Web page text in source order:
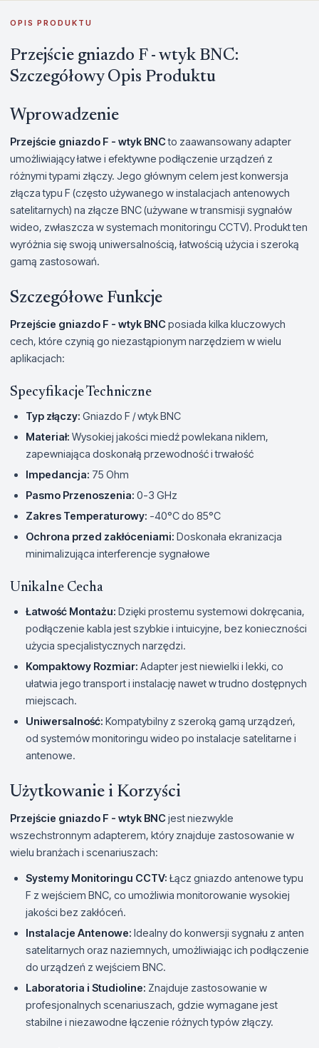
OPIS PRODUKTU
Przejście gniazdo F - wtyk BNC:
Szczegółowy Opis Produktu
Wprowadzenie
Przejście gniazdo F - wtyk BNCto zaawansowany adapter
umożliwiający łatwe i efektywne podłączenie urządzeń z
różnymi typami złączy. Jego głównym celem jest konwersja
złącza typu F (często używanego w instalacjach antenowych
satelitarnych) na złącze BNC (używane w transmisji sygnałów
wideo, zwłaszcza w systemach monitoringu CCTV). Produkt ten
wyróżnia się swoją uniwersalnością, łatwością użycia i szeroką
gamą zastosowań.
Szczegółowe Funkcje
Przejście gniazdo F - wtyk BNCposiada kilka kluczowych
cech, które czynią go niezastąpionym narzędziem w wielu
aplikacjach:
Specyfikacje Techniczne
Typ złączy: Gniazdo F / wtyk BNC
Materiał: Wysokiej jakości miedź powlekana niklem,
zapewniająca doskonałą przewodność i trwałość
Impedancja: 75 Ohm
Pasmo Przenoszenia: 0-3 GHz
Zakres Temperaturowy: -40°C do 85°C
Ochrona przed zakłóceniami: Doskonała ekranizacja
minimalizująca interferencje sygnałowe
Unikalne Cecha
Łatwość Montażu: Dzięki prostemu systemowi dokręcania,
podłączenie kabla jest szybkie i intuicyjne, bez konieczności
użycia specjalistycznych narzędzi.
Kompaktowy Rozmiar: Adapter jest niewielki i lekki, co
ułatwia jego transport i instalację nawet w trudno dostępnych
miejscach.
Uniwersalność: Kompatybilny z szeroką gamą urządzeń,
od systemów monitoringu wideo po instalacje satelitarne i
antenowe.
Użytkowanie i Korzyści
Przejście gniazdo F - wtyk BNCjest niezwykle
wszechstronnym adapterem, który znajduje zastosowanie w
wielu branżach i scenariuszach:
Systemy Monitoringu CCTV: Łącz gniazdo antenowe typu
F z wejściem BNC, co umożliwia monitorowanie wysokiej
jakości bez zakłóceń.
Instalacje Antenowe: Idealny do konwersji sygnału z anten
satelitarnych oraz naziemnych, umożliwiając ich podłączenie
do urządzeń z wejściem BNC.
Laboratoria i Studioline: Znajduje zastosowanie w
profesjonalnych scenariuszach, gdzie wymagane jest
stabilne i niezawodne łączenie różnych typów złączy.